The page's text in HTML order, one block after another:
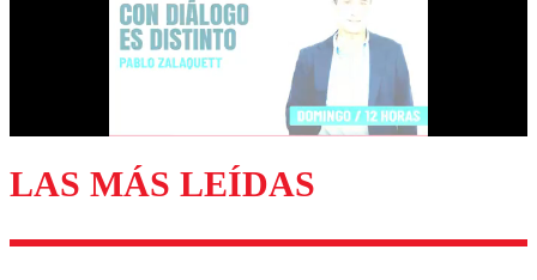
Enviar comentario
LAS MÁS LEÍDAS